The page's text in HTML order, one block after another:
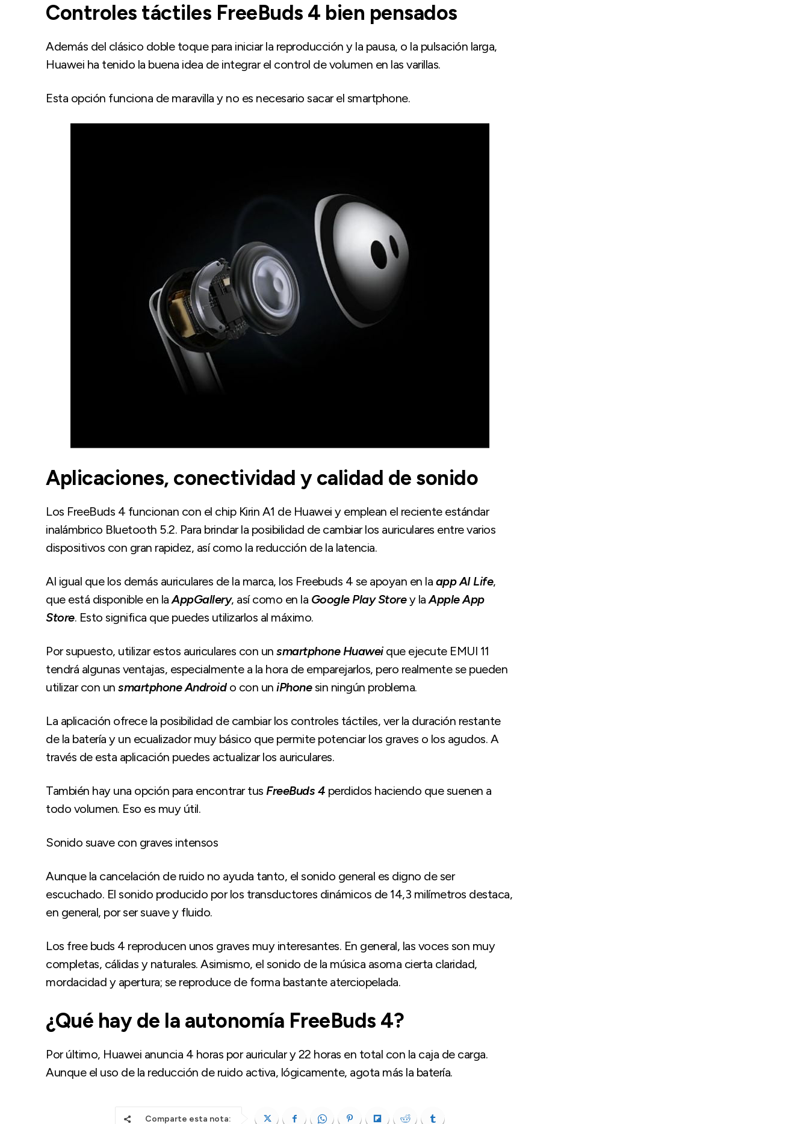
Controles táctiles FreeBuds 4 bien pensados
Además del clásico doble toque para iniciar la reproducción y la pausa, o la pulsación larga,
Huawei ha tenido la buena idea de integrar el control de volumen en las varillas.
Esta opción funciona de maravilla y no es necesario sacar el smartphone.
Aplicaciones, conectividad y calidad de sonido
Los FreeBuds 4 funcionan con el chip Kirin A1 de Huawei y emplean el reciente estándar
inalámbrico Bluetooth 5.2. Para brindar la posibilidad de cambiar los auriculares entre varios
dispositivos con gran rapidez, así como la reducción de la latencia.
Al igual que los demás auriculares de la marca, los Freebuds 4 se apoyan en la appAI Life,
que está disponible en laAppGallery, así como en la Google Play Storey laApple App
Store. Esto significa que puedes utilizarlos al máximo.
Por supuesto, utilizar estos auriculares con un smartphone Huaweique ejecute EMUI 11
tendrá algunas ventajas, especialmente a la hora de emparejarlos, pero realmente se pueden
utilizar con un smartphone Android o con un iPhonesin ningún problema.
La aplicación ofrece la posibilidad de cambiar los controles táctiles, ver la duración restante
de la batería y un ecualizador muy básico que permite potenciar los graves o los agudos. A
través de esta aplicación puedes actualizar los auriculares.
También hay una opción para encontrar tus FreeBuds 4 perdidos haciendo que suenen a
todo volumen. Eso es muy útil.
Sonido suave con graves intensos
Aunque la cancelación de ruido no ayuda tanto, el sonido general es digno de ser
escuchado. El sonido producido por los transductores dinámicos de 14,3 milímetros destaca,
en general, por ser suave y fluido.
Los free buds 4 reproducen unos graves muy interesantes. En general, las voces son muy
completas, cálidas y naturales. Asimismo, el sonido de la música asoma cierta claridad,
mordacidad y apertura; se reproduce de forma bastante aterciopelada.
¿Qué hay de la autonomía FreeBuds 4?
Por último, Huawei anuncia 4 horas por auricular y 22 horas en total con la caja de carga.
Aunque el uso de la reducción de ruido activa, lógicamente, agota más la batería.
Comparte esta nota: